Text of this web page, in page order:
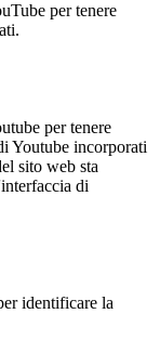
per tenere
per tenere
Youtube incorporati
sito web sta
di
identificare la